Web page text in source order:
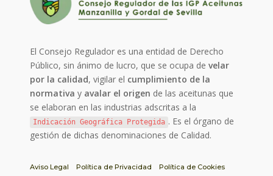
El Consejo Regulador es una entidad de Derecho
Público, sin ánimo de lucro, que se ocupa develar
por la calidad, vigilar el cumplimiento de la
normativa y avalar el origen de las aceitunas que
se elaboran en las industrias adscritas a la
Indicación Geográfica Protegida . Es el órgano de
gestión de dichas denominaciones de Calidad.
Aviso Legal Política de Privacidad
Política de Cookies